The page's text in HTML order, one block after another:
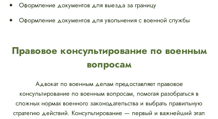
Оформление документов для выезда за границу
Оформление документов для увольнения с военной службы
Правовое консультирование по военным
вопросам
Адвокат по военным делам предоставляет правовое
консультирование по военным вопросам, помогая разобраться в
сложных нормах военного законодательства и выбрать правильную
стратегию действий. Консультирование — первый и важнейший этап